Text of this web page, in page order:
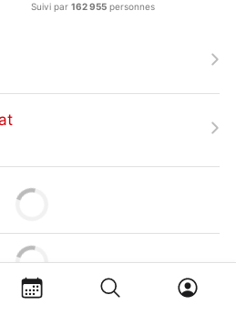
Suivi par 162 955 personnes